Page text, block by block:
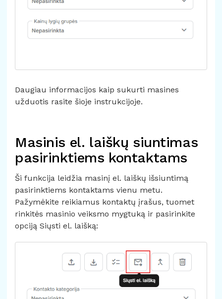
Daugiau informacijos kaip sukurti masines
užduotis rasite šioje instrukcijoje.
Masinis el. laiškų siuntimas
pasirinktiems kontaktams
Ši funkcija leidžia masinį el. laiškų išsiuntimą
pasirinktiems kontaktams vienu metu.
Pažymėkite reikiamus kontaktų įrašus, tuomet
rinkitės masinio veiksmo mygtuką ir pasirinkite
opciją Siųsti el. laišką: